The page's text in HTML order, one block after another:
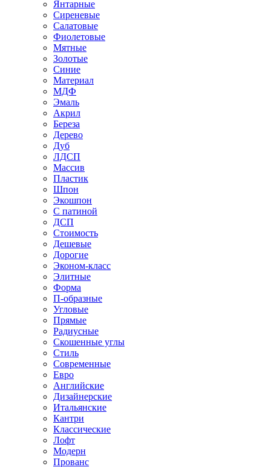
Янтарные
Сиреневые
Салатовые
Фиолетовые
Мятные
Золотые
Синие
Материал
МДФ
Эмаль
Акрил
Береза
Дерево
Дуб
ЛДСП
Массив
Пластик
Шпон
Экошпон
С патиной
ДСП
Стоимость
Дешевые
Дорогие
Эконом-класс
Элитные
Форма
П-образные
Угловые
Прямые
Радиусные
Скошенные углы
Стиль
Современные
Евро
Английские
Дизайнерские
Итальянские
Кантри
Классические
Лофт
Модерн
Прованс